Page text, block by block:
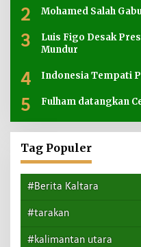
2 Mohamed Salah
3
Luis Figo Desak
Mundur
4 Indonesia Tempati
5 Fulham datangkan
Tag Populer
#Berita Kaltara
#tarakan
#kalimantan utara